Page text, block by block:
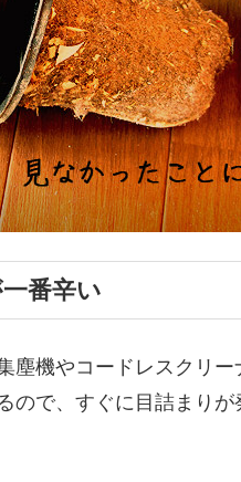
番辛い
塵機やコードレスクリ
ので、すぐに目詰まり